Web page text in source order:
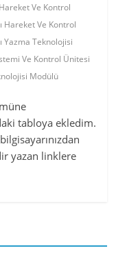
Ve Kontrol
Hareket Ve Kontrol
Yazma Teknolojisi
Ve Kontrol Ünitesi
Modülü
tabloya ekledim.
yazan linklere